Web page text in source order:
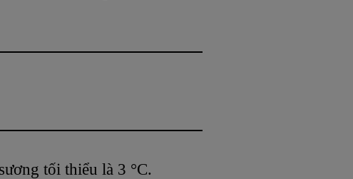
tối thiểu là 3 °C.